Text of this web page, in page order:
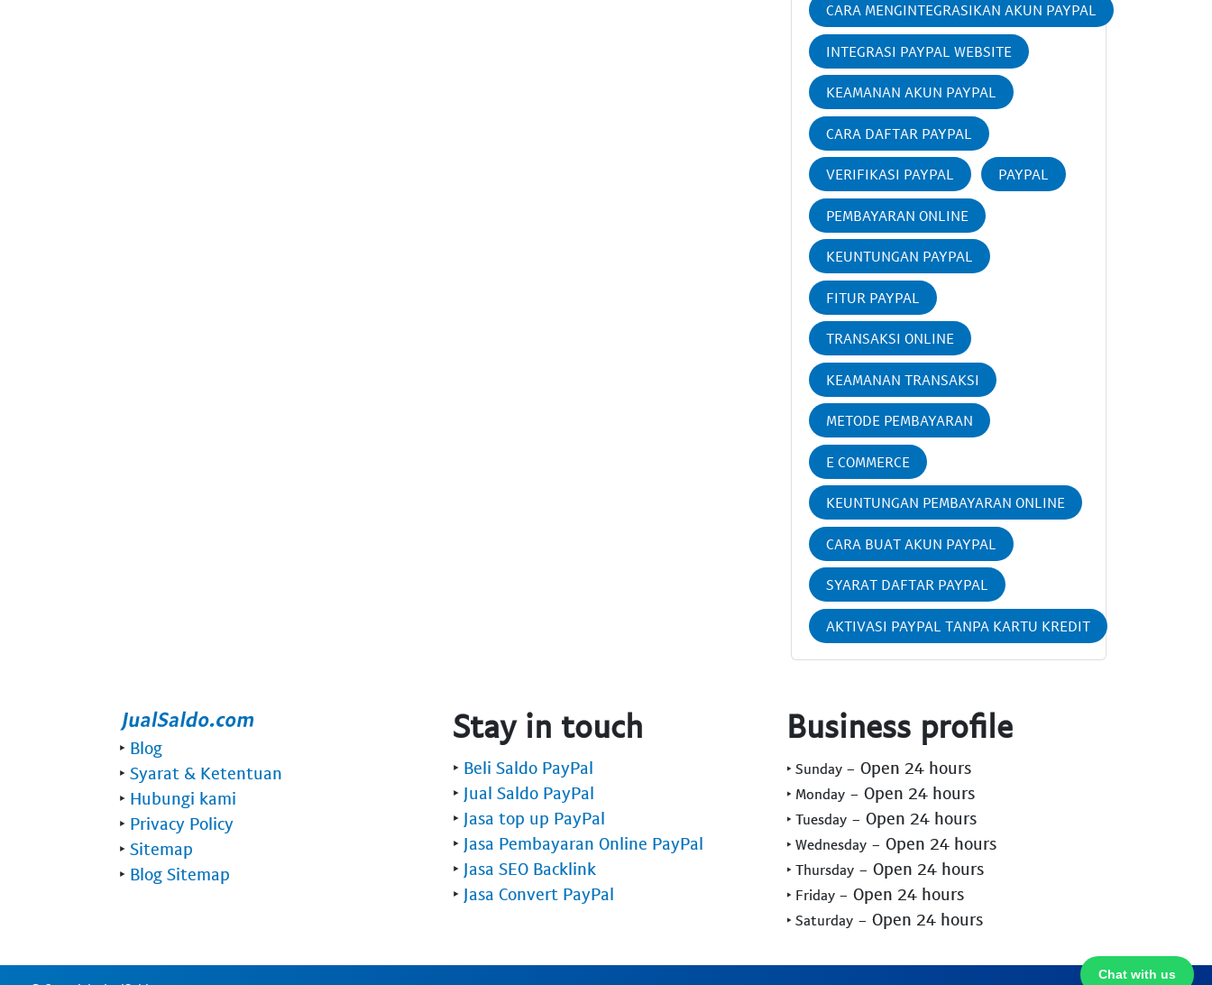
CARA MENGINTEGRASIKAN AKUN PAYPAL
INTEGRASI PAYPAL WEBSITE
KEAMANAN AKUN PAYPAL
CARA DAFTAR PAYPAL
VERIFIKASI PAYPAL PAYPAL
PEMBAYARAN ONLINE
KEUNTUNGAN PAYPAL
FITUR PAYPAL
TRANSAKSI ONLINE
KEAMANAN TRANSAKSI
METODE PEMBAYARAN
E COMMERCE
KEUNTUNGAN PEMBAYARAN ONLINE
CARA BUAT AKUN PAYPAL
SYARAT DAFTAR PAYPAL
AKTIVASI PAYPAL TANPA KARTU KREDIT
Chat with us
‣ Blog
‣ Syarat & Ketentuan
‣ Hubungi kami
‣ Privacy Policy
‣ Sitemap
‣ Blog Sitemap
Stay in touch
‣ Beli Saldo PayPal
‣ Jual Saldo PayPal
‣ Jasa top up PayPal
‣ Jasa Pembayaran Online PayPal
‣ Jasa SEO Backlink
‣ Jasa Convert PayPal
Business profile
‣ Sunday - Open 24 hours
‣ Monday - Open 24 hours
‣ Tuesday - Open 24 hours
‣ Wednesday - Open 24 hours
‣ Thursday - Open 24 hours
‣ Friday - Open 24 hours
‣ Saturday - Open 24 hours